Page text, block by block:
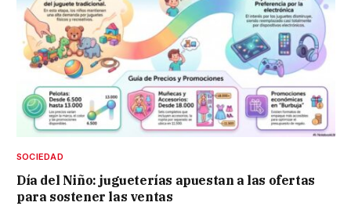
SOCIEDAD
Día del Niño: jugueterías apuestan a las ofertas
para sostener las ventas